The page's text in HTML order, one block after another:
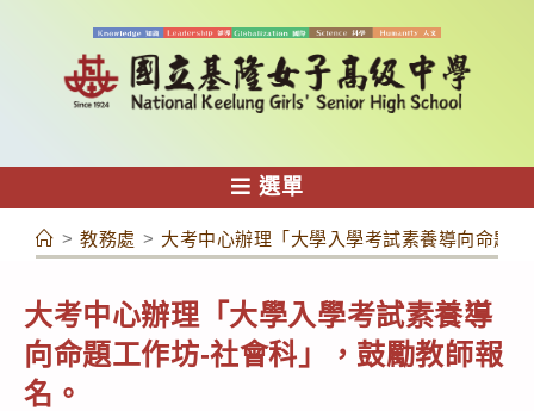
容
選單
> 教務處 > 大考中心辦理「大學入學考試素養導向命題
大考中心辦理「大學入學考試素養導
向命題工作坊-社會科」，鼓勵教師報
名。